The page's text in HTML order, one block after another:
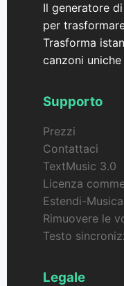
Il generatore
per
Trasforma
canzoni
Supporto
Prezzi
Contattaci
TextMusic 3.0
Licenza
Estendi-Musica
Rimuovere le
Testo
Legale